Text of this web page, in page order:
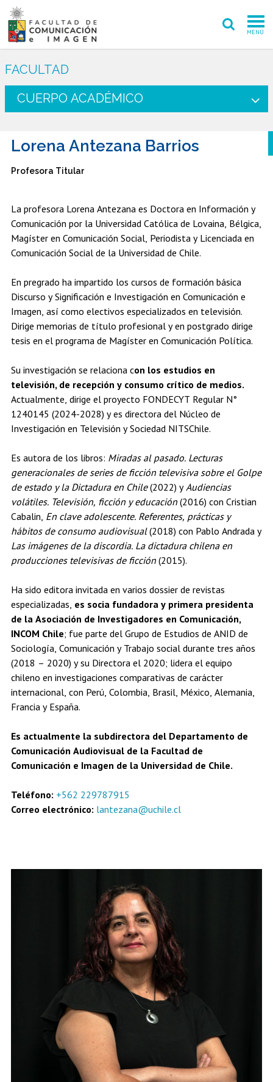
MENÚ
PREGRADO
INVESTIGACIÓN CREACIÓN
ADMISIÓN
PERIODISMO CINE Y TV
Estudiantes Académicos Egresados
FACULTAD
CUERPO ACADÉMICO
Lorena Antezana Barrios
Profesora Titular
La profesora Lorena Antezana es Doctora en Información y
Comunicación por la Universidad Católica de Lovaina, Bélgica,
Magíster en Comunicación Social, Periodista y Licenciada en
Comunicación Social de la Universidad de Chile.
En pregrado ha impartido los cursos de formación básica
Discurso y Significación e Investigación en Comunicación e
Imagen, así como electivos especializados en televisión.
Dirige memorias de título profesional y en postgrado dirige
tesis en el programa de Magíster en Comunicación Política.
Su investigación se relaciona con los estudios en
televisión, de recepción y consumo crítico de medios.
Actualmente, dirige el proyecto FONDECYT Regular N°
1240145 (2024-2028) y es directora del Núcleo de
Investigación en Televisión y Sociedad NITSChile.
Es autora de los libros: Miradas al pasado. Lecturas
generacionales de series de ficción televisiva sobre el Golpe
de estado y la Dictadura en Chile(2022) yAudiencias
volátiles. Televisión, ficción y educación(2016) con Cristian
Cabalin, En clave adolescente. Referentes, prácticas y
hábitos de consumo audiovisual(2018) con Pablo Andrada y
Las imágenes de la discordia. La dictadura chilena en
producciones televisivas de ficción(2015).
Ha sido editora invitada en varios dossier de revistas
especializadas, es socia fundadora y primera presidenta
de la Asociación de Investigadores en Comunicación,
INCOM Chile; fue parte del Grupo de Estudios de ANID de
Sociología, Comunicación y Trabajo social durante tres años
(2018 – 2020) y su Directora el 2020; lidera el equipo
chileno en investigaciones comparativas de carácter
internacional, con Perú, Colombia, Brasil, México, Alemania,
Francia y España.
Es actualmente la subdirectora del Departamento de
Comunicación Audiovisual de la Facultad de
Comunicación e Imagen de la Universidad de Chile.
Teléfono: +562 229787915
Correo electrónico: lantezana@uchile.cl